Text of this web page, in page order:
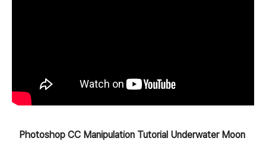
Photoshop CC Manipulation Tutorial Underwater Moon